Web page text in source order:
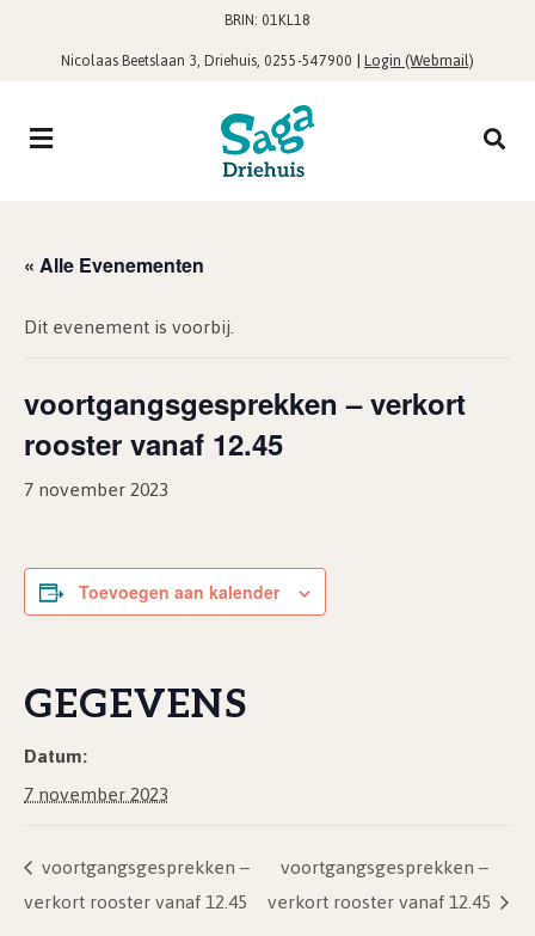
BRIN: 01KL18
Nicolaas Beetslaan 3, Driehuis, 0255-547900 |Login (Webmail)
« Alle Evenementen
Dit evenement is voorbij.
voortgangsgesprekken – verkort
rooster vanaf 12.45
7 november 2023
Toevoegen aan kalender
GEGEVENS
Datum:
7 november 2023
voortgangsgesprekken –
verkort rooster vanaf 12.45
voortgangsgesprekken –
verkort rooster vanaf 12.45